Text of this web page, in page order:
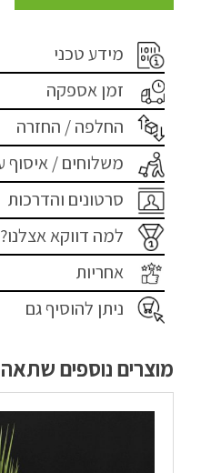
צור קשר
הצהרת
מדיניות
התחבר /
מידע טכני
זמן אספקה
החלפה / החזרה
משלוחים / איסוף
סרטונים והדרכות
למה דווקא אצלנו?
אחריות
ניתן להוסיף גם
מוצרים נוספים